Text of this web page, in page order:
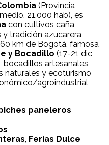
(Provincia
21.000 hab), es
con cultivos caña
y tradición azucarera
km de Bogotá, famosa
y Bocadillo (17-21 dic
, bocadillos artesanales,
naturales y ecoturismo
agroindustrial
paneleros
, Ferias Dulce